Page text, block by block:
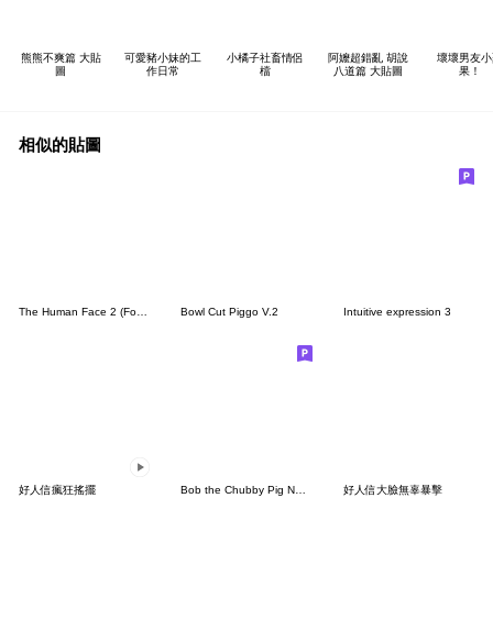
熊熊不爽篇 大貼
圖
可愛豬小妹的工
作日常
小橘子社畜情侶
檔
阿嬤超錯亂 胡說
八道篇 大貼圖
壞壞男友
果！
相似的貼圖
The Human Face 2 (For overseas) Bowl Cut Piggo V.2 Intuitive expression 3
好人信瘋狂搖擺 好人信大臉無辜暴擊